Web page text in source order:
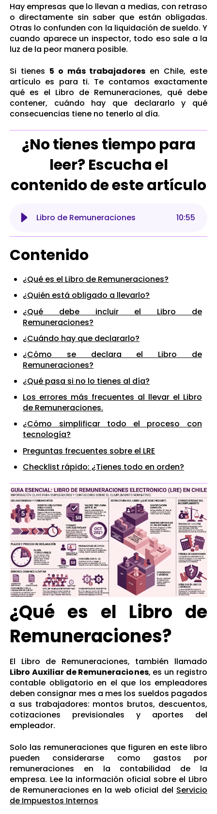
Hay empresas que lo llevan a medias, con retraso
o directamente sin saber que están obligadas.
Otras lo confunden con la liquidación de sueldo. Y
cuando aparece un inspector, todo eso sale a la
luz de la peor manera posible.
Si tienes 5 o más trabajadores en Chile, este
artículo es para ti. Te contamos exactamente
qué es el Libro de Remuneraciones, qué debe
contener, cuándo hay que declararlo y qué
consecuencias tiene no tenerlo al día.
¿No tienes tiempo para
leer? Escucha el
contenido de este artículo
Libro de Remuneraciones 10:55
Contenido
¿Qué es el Libro de Remuneraciones?
¿Quién está obligado a llevarlo?
¿Qué debe incluir el Libro de
Remuneraciones?
¿Cuándo hay que declararlo?
¿Cómo se declara el Libro de
Remuneraciones?
¿Qué pasa si no lo tienes al día?
Los errores más frecuentes al llevar el Libro
de Remuneraciones.
¿Cómo simplificar todo el proceso con
tecnología?
Preguntas frecuentes sobre el LRE
Checklist rápido: ¿Tienes todo en orden?
¿Qué es el Libro de
Remuneraciones?
El Libro de Remuneraciones, también llamado
Libro Auxiliar de Remuneraciones, es un registro
contable obligatorio en el que los empleadores
deben consignar mes a mes los sueldos pagados
a sus trabajadores: montos brutos, descuentos,
cotizaciones previsionales y aportes del
empleador.
Solo las remuneraciones que figuren en este libro
pueden considerarse como gastos por
remuneraciones en la contabilidad de la
empresa. Lee la información oficial sobre el Libro
de Remuneraciones en la web oficial del Servicio
de Impuestos Internos